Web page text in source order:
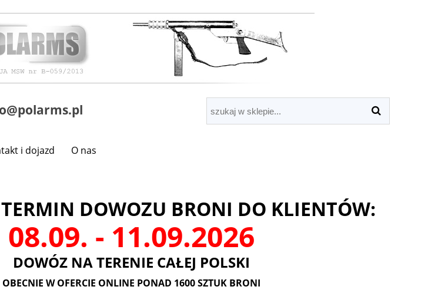
i dojazd O nas
DOWOZU BRONI DO KLIENTÓW:
08.09. - 11.09.2026
DOWÓZ NA TERENIE CAŁEJ POLSKI
OBECNIE W OFERCIE ONLINE PONAD 1600 SZTUK BRONI